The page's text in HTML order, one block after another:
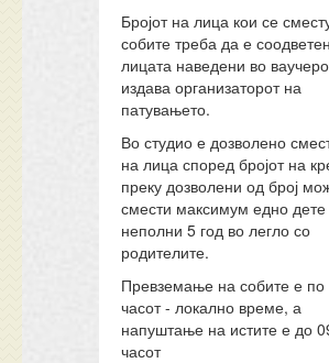
Бројот на лица кои се
собите треба да е
лицата наведени во
издава организаторот на
патувањето.
Во студио е дозволено
на лица според бројот на
преку дозволени од број
смести максимум едно
неполни 5 год во легло со
родителите.
Превземање на собите е по
часот - локално време, а
напуштање на истите е до
часот